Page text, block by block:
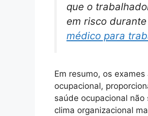
que o
em risco
médico para
Em resumo, os
ocupacional,
saúde ocupacional
clima organizacional